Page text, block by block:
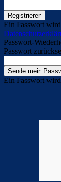
Ein Passwort
Passwort-
Passwort
Ein Passwort